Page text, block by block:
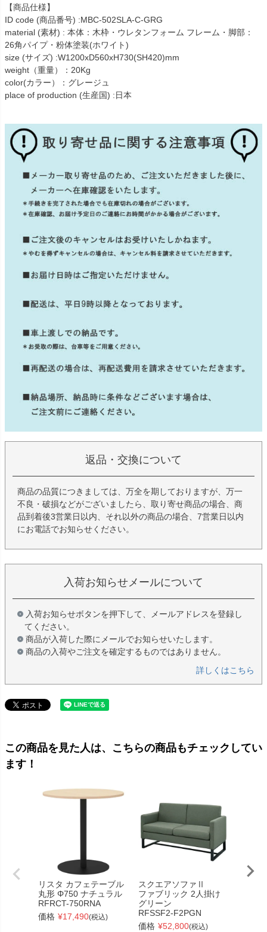
【商品仕様】
ID code (商品番号) :MBC-502SLA-C-GRG
material (素材) : 本体：木枠・ウレタンフォーム フレーム・脚部：
26角パイプ・粉体塗装(ホワイト)
size (サイズ) :W1200xD560xH730(SH420)mm
weight（重量）：20Kg
color(カラー）：グレージュ
place of production (生産国) :日本
返品・交換について
商品の品質につきましては、万全を期しておりますが、万一
不良・破損などがございましたら、取り寄せ商品の場合、商
品到着後3営業日以内、それ以外の商品の場合、7営業日以内
にお電話でお知らせください。
入荷お知らせメールについて
入荷お知らせボタンを押下して、メールアドレスを登録し
てください。
商品が入荷した際にメールでお知らせいたします。
商品の入荷やご注文を確定するものではありません。
詳しくはこちら
この商品を見た人は、こちらの商品もチェックしてい
ます！
リスタ カフェテーブル
丸形 Φ750 ナチュラル
RFRCT-750RNA
価格 ¥17,490(税込)
スクエアソファⅡ
ファブリック 2人掛け
グリーン
RFSSF2-F2PGN
価格 ¥52,800(税込)